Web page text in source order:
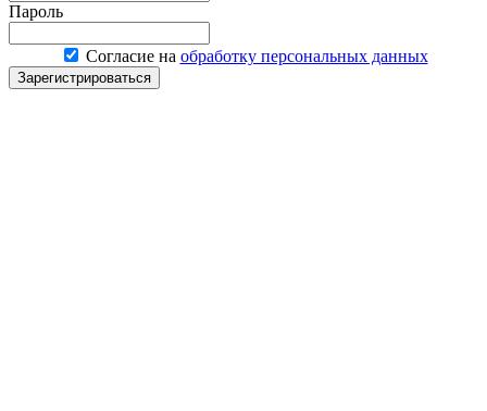
Пароль
Согласие на обработку персональных данных
Зарегистрироваться